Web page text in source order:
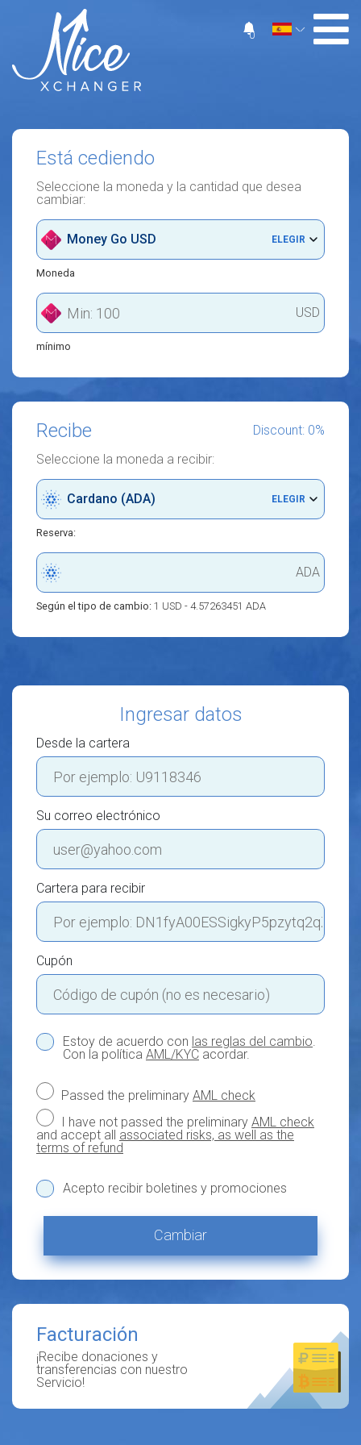
0
Está cediendo
Seleccione la moneda y la cantidad que desea
cambiar:
Money Go USD ELEGIR
Moneda
USD
mínimo
Recibe
Discount: 0%
Seleccione la moneda a recibir:
Cardano (ADA) ELEGIR
Reserva:
ADA
Según el tipo de cambio: 1 USD - 4.57263451 ADA
Ingresar datos
Desde la cartera
Su correo electrónico
Cartera para recibir
Cupón
Estoy de acuerdo con las reglas del cambio.
Con la política AML/KYC acordar.
Passed the preliminary AML check
I have not passed the preliminary AML check
and accept all associated risks, as well as the
terms of refund
Acepto recibir boletines y promociones
Cambiar
Facturación
¡Recibe donaciones y
transferencias con nuestro
Servicio!